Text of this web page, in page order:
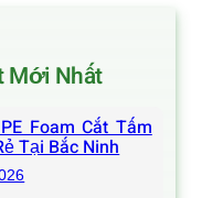
Mới Nhất
Foam Cắt Tấm
Tại Bắc Ninh